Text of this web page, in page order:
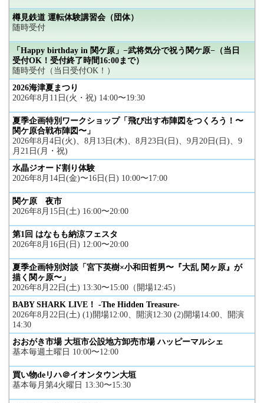
樽見鉄道 運転体験講習会（団体）
随時受付
「Happy birthday in 関ケ原」−武将気分で祝う関ケ原−（当日
受付OK！受付終了時間16:00まで）
随時受付（当日受付OK！）
2026海津夏まつり
2026年8月11日(火・祝) 14:00〜19:30
夏季企画特別ワークショップ「飛び出す布陣図をつくろう！〜
関ケ原合戦布陣図〜」
2026年8月4日(火)、8月13日(木)、8月23日(日)、9月20日(日)、9
月21日(月・祝)
水晶ジオード割り体験
2026年8月14日(金)〜16日(日) 10:00〜17:00
関ケ原 夜市
2026年8月15日(土) 16:00〜20:00
第1回 はなもも納涼フェスタ
2026年8月16日(日) 12:00〜20:00
夏季企画特別対談「宮下英樹×小和田哲男〜『大乱 関ヶ原』が
描く関ヶ原〜」
2026年8月22日(土) 13:30〜15:00（開場12:45）
BABY SHARK LIVE！ -The Hidden Treasure-
2026年8月22日(土) (1)開場12:00、開演12:30 (2)開場14:00、開演
14:30
おおがき市場 大垣市公設地方卸売市場 ハッピーマルシェ
基本毎週土曜日 10:00〜12:00
買い物deリハ＠イオンタウン大垣
基本毎月第4火曜日 13:30〜15:30